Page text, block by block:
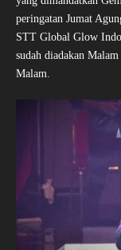
peringatan Jumat
STT Global Glow
sudah diadakan
Malam.